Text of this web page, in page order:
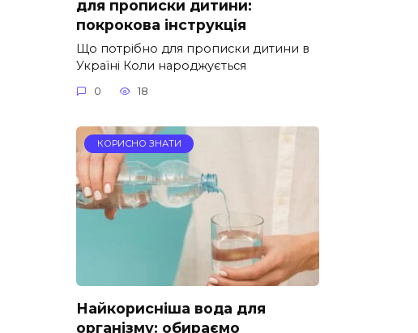
для прописки дитини:
покрокова інструкція
Що потрібно для прописки дитини в
Україні Коли народжується
0 18
КОРИСНО ЗНАТИ
Найкорисніша вода для
організму: обираємо